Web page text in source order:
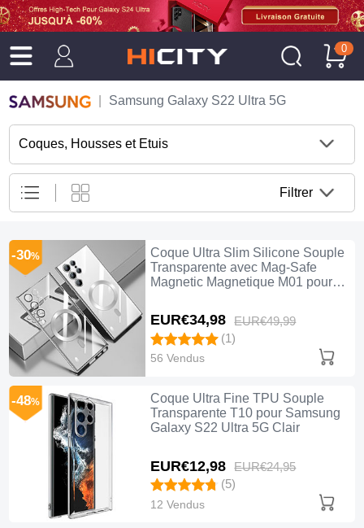
0
Samsung Galaxy S22 Ultra 5G
Coques, Housses et Etuis
Filtrer
Coque Ultra Slim Silicone Souple
Transparente avec Mag-Safe
Magnetic Magnetique M01 pour
EUR€34,98 EUR€49,99
-30%
(1)
56 Vendus
Coque Ultra Fine TPU Souple
Transparente T10 pour Samsung
Galaxy S22 Ultra 5G Clair
EUR€12,98 EUR€24,95
-48%
(5)
12 Vendus